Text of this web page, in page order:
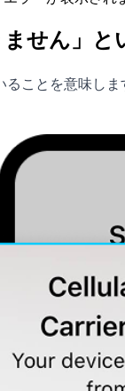
せん」と
ことを意味し